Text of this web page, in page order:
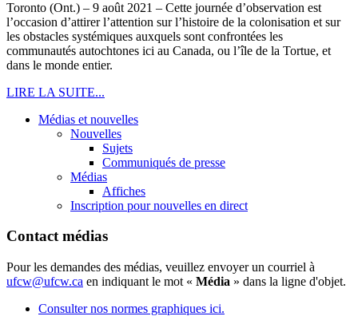
Toronto (Ont.) – 9 août 2021 – Cette journée d’observation est
l’occasion d’attirer l’attention sur l’histoire de la colonisation et sur
les obstacles systémiques auxquels sont confrontées les
communautés autochtones ici au Canada, ou l’île de la Tortue, et
dans le monde entier.
LIRE LA SUITE...
Médias et nouvelles
Nouvelles
Sujets
Communiqués de presse
Médias
Affiches
Inscription pour nouvelles en direct
Contact médias
Pour les demandes des médias, veuillez envoyer un courriel à
ufcw@ufcw.ca en indiquant le mot « Média » dans la ligne d'objet.
Consulter nos normes graphiques ici.